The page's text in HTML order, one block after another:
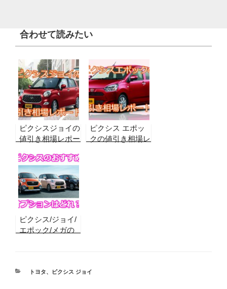
合わせて読みたい
ピクシスジョイの
値引き相場レポー
最新】実データか
ら合格ラインを算
出！
ピクシス エポッ
クの値引き相場レ
ピクシス/ジョイ/
エポック/メガの
声から紹介！
カ
トヨタ、 ピクシス ジョイ